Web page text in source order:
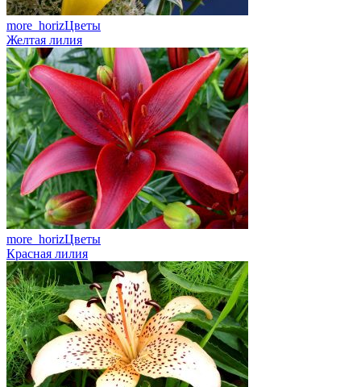
more_horizЦветы
Желтая лилия
more_horizЦветы
Красная лилия